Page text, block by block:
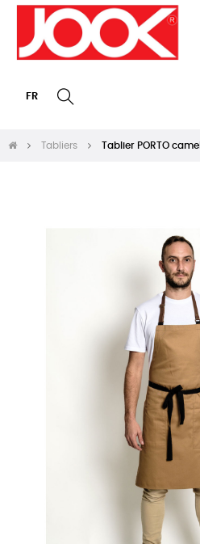
FR
Tabliers Tablier PORTO camel